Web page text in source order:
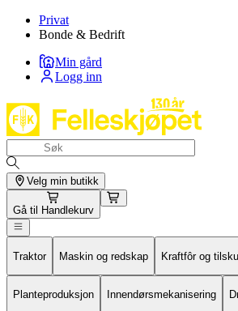
Privat
Bonde & Bedrift
Min gård
Logg inn
Velg min butikk
Gå til Handlekurv
Traktor Maskin og redskap Kraftfôr og
Planteproduksjon Innendørsmekanisering